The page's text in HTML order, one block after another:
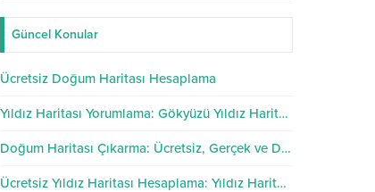
Güncel Konular
Ücretsiz Doğum Haritası Hesaplama
Yıldız Haritası Yorumlama: Gökyüzü Yıldız Haritası Analizi
Doğum Haritası Çıkarma: Ücretsiz, Gerçek ve Doğru Hesaplama
Ücretsiz Yıldız Haritası Hesaplama: Yıldız Haritası Hesapla